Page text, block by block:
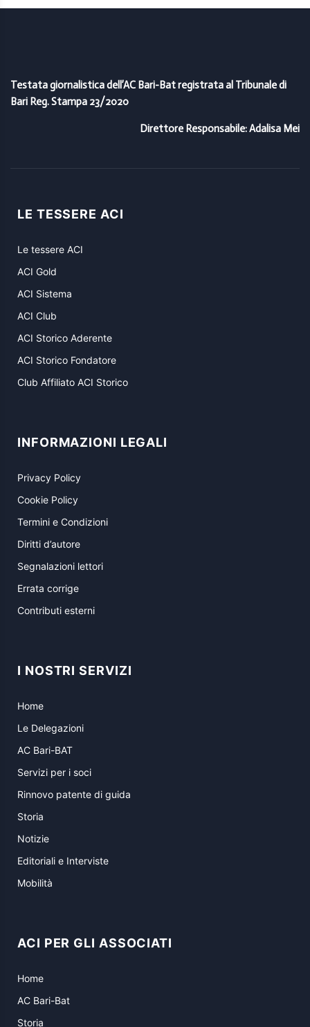
Testata giornalistica dell’AC Bari-Bat registrata al Tribunale di
Bari Reg. Stampa 23/2020
Direttore Responsabile: Adalisa Mei
LE TESSERE ACI
Le tessere ACI
ACI Gold
ACI Sistema
ACI Club
ACI Storico Aderente
ACI Storico Fondatore
Club Affiliato ACI Storico
INFORMAZIONI LEGALI
Privacy Policy
Cookie Policy
Termini e Condizioni
Diritti d’autore
Segnalazioni lettori
Errata corrige
Contributi esterni
I NOSTRI SERVIZI
Home
Le Delegazioni
AC Bari-BAT
Servizi per i soci
Rinnovo patente di guida
Storia
Notizie
Editoriali e Interviste
Mobilità
ACI PER GLI ASSOCIATI
Home
AC Bari-Bat
Storia